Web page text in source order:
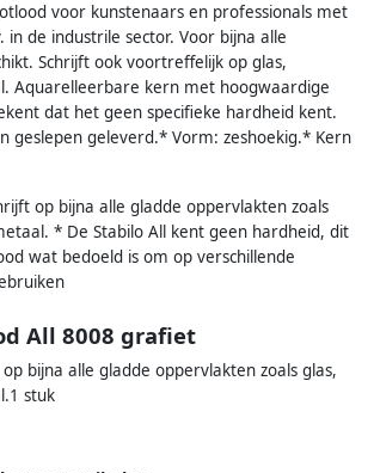
voor kunstenaars en professionals met
in de industrile sector. Voor bijna alle
Schrijft ook voortreffelijk op glas,
Aquarelleerbare kern met hoogwaardige
dat het geen specifieke hardheid kent.
geslepen geleverd.* Vorm: zeshoekig.* Kern
op bijna alle gladde oppervlakten zoals
* De Stabilo All kent geen hardheid, dit
wat bedoeld is om op verschillende
All 8008 grafiet
bijna alle gladde oppervlakten zoals glas,
stuk